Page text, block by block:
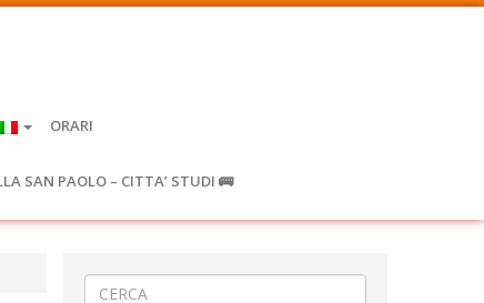
ORARI
SAN PAOLO – CITTA’ STUDI 🚌